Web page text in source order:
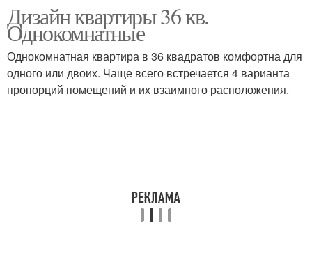
Дизайн квартиры 36 кв.
Однокомнатные
Однокомнатная квартира в 36 квадратов комфортна для
одного или двоих. Чаще всего встречается 4 варианта
пропорций помещений и их взаимного расположения.